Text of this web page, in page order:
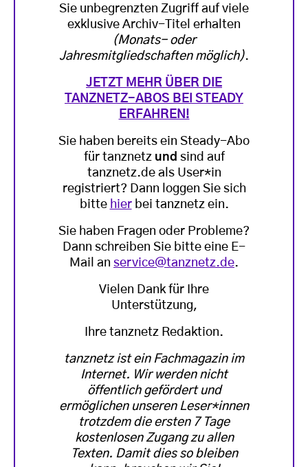
Sie unbegrenzten Zugriff auf viele
exklusive Archiv-Titel erhalten
(Monats- oder
Jahresmitgliedschaften möglich).
JETZT MEHR ÜBER DIE
TANZNETZ-ABOS BEI STEADY
ERFAHREN!
Sie haben bereits ein Steady-Abo
für tanznetz und sind auf
tanznetz.de als User*in
registriert? Dann loggen Sie sich
bitte hierbei tanznetz ein.
Sie haben Fragen oder Probleme?
Dann schreiben Sie bitte eine E-
Mail an service@tanznetz.de.
Vielen Dank für Ihre
Unterstützung,
Ihre tanznetz Redaktion.
tanznetz ist ein Fachmagazin im
Internet. Wir werden nicht
öffentlich gefördert und
ermöglichen unseren Leser*innen
trotzdem die ersten 7 Tage
kostenlosen Zugang zu allen
Texten. Damit dies so bleiben